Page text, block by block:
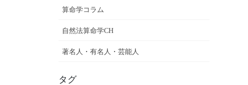
算命学コラム
自然法算命学CH
著名人・有名人・芸能人
タグ